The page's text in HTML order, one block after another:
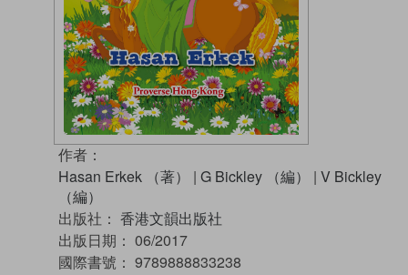
作者：
Hasan Erkek （著）
| G Bickley （編） | V Bickley
（編）
出版社： 香港文韻出版社
出版日期： 06/2017
國際書號： 9789888833238